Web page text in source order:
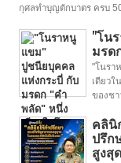
กุศลทำบุญตักบาตร ครบ 50
"โน
มรด
"โนรา
เดียว
ของชา
คลินิ
ปรึก
สูงสุ